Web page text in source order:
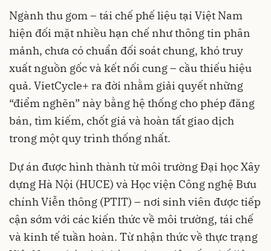
Ngành thu gom – tái chế phế liệu tại Việt Nam
hiện đối mặt nhiều hạn chế như thông tin phân
mảnh, chưa có chuẩn đối soát chung, khó truy
xuất nguồn gốc và kết nối cung – cầu thiếu hiệu
quả. VietCycle+ ra đời nhằm giải quyết những
“điểm nghẽn” này bằng hệ thống cho phép đăng
bán, tìm kiếm, chốt giá và hoàn tất giao dịch
trong một quy trình thống nhất.
Dự án được hình thành từ môi trường Đại học Xây
dựng Hà Nội (HUCE) và Học viện Công nghệ Bưu
chính Viễn thông (PTIT) – nơi sinh viên được tiếp
cận sớm với các kiến thức về môi trường, tái chế
và kinh tế tuần hoàn. Từ nhận thức về thực trạng